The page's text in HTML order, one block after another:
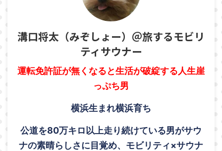
溝口将太（みぞしょー）＠旅するモビリ
ティサウナー
運転免許証が無くなると生活が破綻する人生崖
っぷち男
横浜生まれ横浜育ち
公道を80万キロ以上走り続けている男がサウ
ナの素晴らしさに目覚め、モビリティ×サウナ